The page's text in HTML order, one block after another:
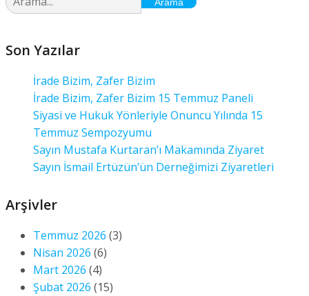
Son Yazılar
İrade Bizim, Zafer Bizim
İrade Bizim, Zafer Bizim 15 Temmuz Paneli
Siyasi ve Hukuk Yönleriyle Onuncu Yılında 15
Temmuz Sempozyumu
Sayın Mustafa Kurtaran’ı Makamında Ziyaret
Sayın İsmail Ertüzün’ün Derneğimizi Ziyaretleri
Arşivler
Temmuz 2026 (3)
Nisan 2026 (6)
Mart 2026 (4)
Şubat 2026 (15)